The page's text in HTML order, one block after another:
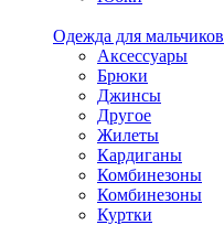
Одежда для мальчиков
Аксессуары
Брюки
Джинсы
Другое
Жилеты
Кардиганы
Комбинезоны
Комбинезоны
Куртки